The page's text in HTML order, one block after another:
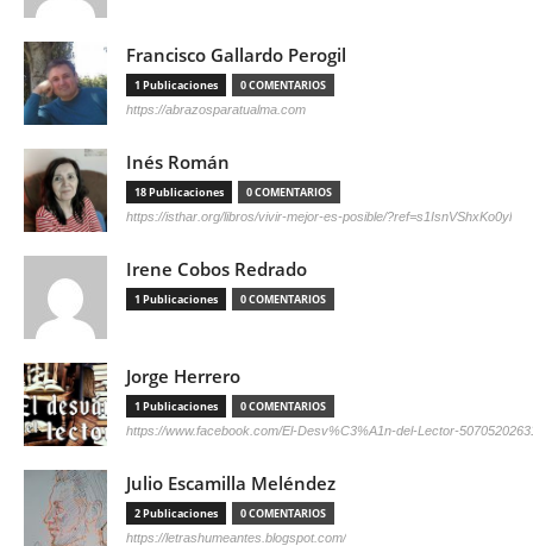
Francisco Gallardo Perogil
1 Publicaciones 0 COMENTARIOS
https://abrazosparatualma.com
Inés Román
18 Publicaciones 0 COMENTARIOS
https://isthar.org/libros/vivir-mejor-es-posible/?ref=s1IsnVShxKo0yl
Irene Cobos Redrado
1 Publicaciones 0 COMENTARIOS
Jorge Herrero
1 Publicaciones 0 COMENTARIOS
https://www.facebook.com/El-Desv%C3%A1n-del-Lector-
Julio Escamilla Meléndez
2 Publicaciones 0 COMENTARIOS
https://letrashumeantes.blogspot.com/